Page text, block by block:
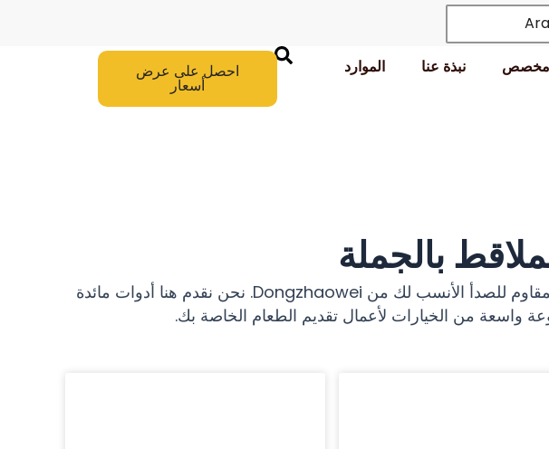
مخصص نبذة عنا
الموارد
احصل على عرض
أسعار
بالجملة
أطقم أدوات المائدة والملاقط المخصصة والجملة، اختر أواني البوفيه المصنوعة من الفولاذ المقاوم للصدأ الأنسب لك من Dongzhaowei. نحن نقدم هنا أدوات مائدة
واسعة من الخيارات لأعمال تقديم الطعام الخاصة بك.